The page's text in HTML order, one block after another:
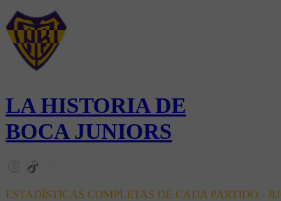
LA HISTORIA DE
BOCA JUNIORS
ESTADÍSTICAS COMPLETAS DE CADA PARTIDO -